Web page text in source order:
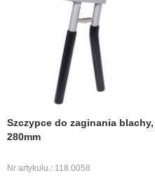
Szczypce do zaginania blachy,
280mm
Nr artykułu.: 118.0058